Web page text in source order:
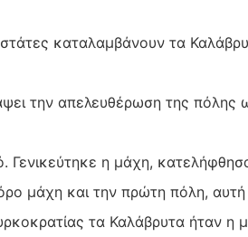
καταλαμβάνουν τα
την απελευθέρωση της
Γενικεύτηκε η μάχη,
μάχη και την πρώτη πόλη,
τα Καλάβρυτα ήταν η